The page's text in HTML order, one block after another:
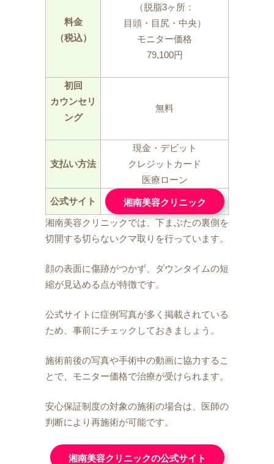
料金
（税込）
（脱脂3ヶ所：
目頭・目尻・中央）
モニター価格
79,100円
初回
カウンセリ
ング
無料
支払い方法
現金・デビット
クレジットカード
医療ローン
公式サイト
湘南美容クリニック
湘南美容クリニックでは、下まぶたの裏側を
切開する切らないクマ取りを行っています。
顔の表面に傷跡がつかず、ダウンタイムの短
縮が見込める点が特徴です。
公式サイトに症例写真が多く掲載されている
ため、事前にチェックしておきましょう。
施術前後の写真や手術中の動画に協力するこ
とで、モニター価格で治療が受けられます。
安心保証制度の対象の施術の場合は、医師の
判断により再施術が可能です。
湘南美容クリニックの公式サイト